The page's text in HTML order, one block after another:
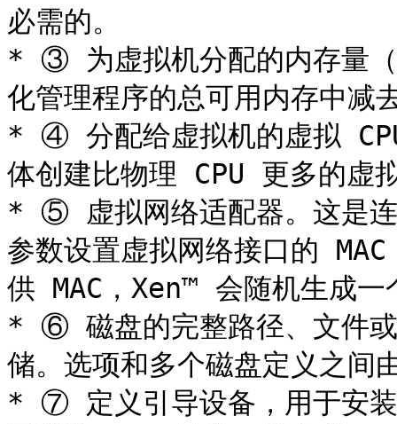
必需的。
* ③ 为虚拟机分配的内存量（
化管理程序的总可用内存中减
* ④ 分配给虚拟机的虚拟
体创建比物理 CPU 更多的虚
* ⑤ 虚拟网络适配器。这是
参数设置虚拟网络接口的
供 MAC，Xen™ 会随机生成一
* ⑥ 磁盘的完整路径、文件
储。选项和多个磁盘定义之间
* ⑦ 定义引导设备，用于安装